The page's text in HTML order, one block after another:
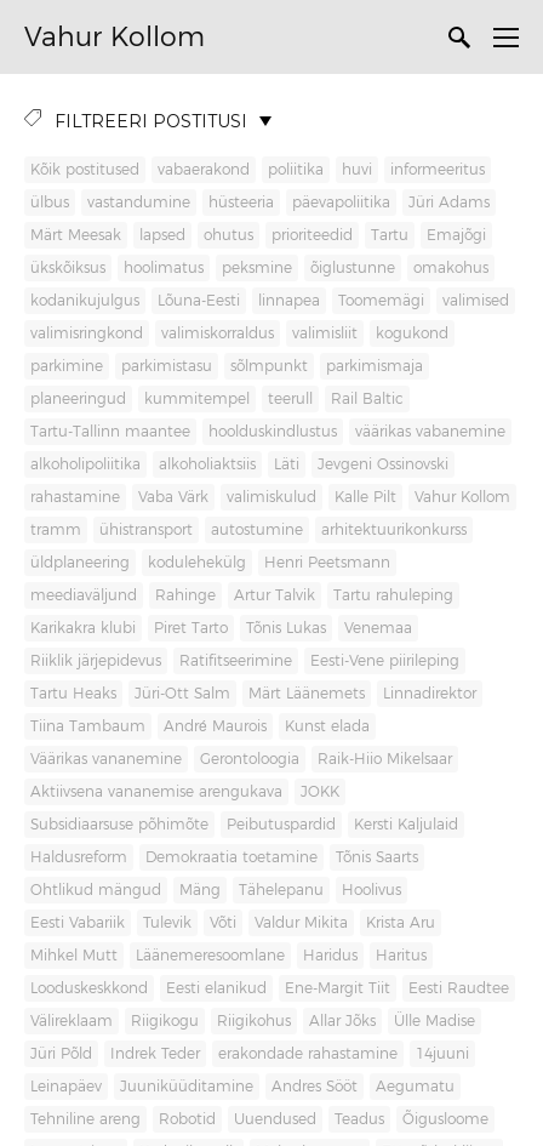
Vahur Kollom
FILTREERI POSTITUSI
Kõik postitused vabaerakond poliitika huvi informeeritus
ülbus vastandumine hüsteeria päevapoliitika Jüri Adams
Märt Meesak lapsed ohutus prioriteedid Tartu Emajõgi
ükskõiksus hoolimatus peksmine õiglustunne omakohus
kodanikujulgus Lõuna-Eesti linnapea Toomemägi valimised
valimisringkond valimiskorraldus valimisliit kogukond
parkimine parkimistasu sõlmpunkt parkimismaja
planeeringud kummitempel teerull Rail Baltic
Tartu-Tallinn maantee hoolduskindlustus väärikas vabanemine
alkoholipoliitika alkoholiaktsiis Läti Jevgeni Ossinovski
rahastamine Vaba Värk valimiskulud Kalle Pilt Vahur Kollom
tramm ühistransport autostumine arhitektuurikonkurss
üldplaneering kodulehekülg Henri Peetsmann
meediaväljund Rahinge Artur Talvik Tartu rahuleping
Karikakra klubi Piret Tarto Tõnis Lukas Venemaa
Riiklik järjepidevus Ratifitseerimine Eesti-Vene piirileping
Tartu Heaks Jüri-Ott Salm Märt Läänemets Linnadirektor
Tiina Tambaum André Maurois Kunst elada
Väärikas vananemine Gerontoloogia Raik-Hiio Mikelsaar
Aktiivsena vananemise arengukava JOKK
Subsidiaarsuse põhimõte Peibutuspardid Kersti Kaljulaid
Haldusreform Demokraatia toetamine Tõnis Saarts
Ohtlikud mängud Mäng Tähelepanu Hoolivus
Eesti Vabariik Tulevik Võti Valdur Mikita Krista Aru
Mihkel Mutt Läänemeresoomlane Haridus Haritus
Looduskeskkond Eesti elanikud Ene-Margit Tiit Eesti Raudtee
Välireklaam Riigikogu Riigikohus Allar Jõks Ülle Madise
Jüri Põld Indrek Teder erakondade rahastamine 14juuni
Leinapäev Juuniküüditamine Andres Sööt Aegumatu
Tehniline areng Robotid Uuendused Teadus Õigusloome